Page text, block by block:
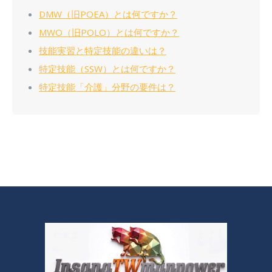
DMW（旧POEA）とは何ですか？
MWO（旧POLO）とは何ですか？
技能実習と特定技能の違いは？
特定技能（SSW）とは何ですか？
特定技能「介護」分野の要件は？